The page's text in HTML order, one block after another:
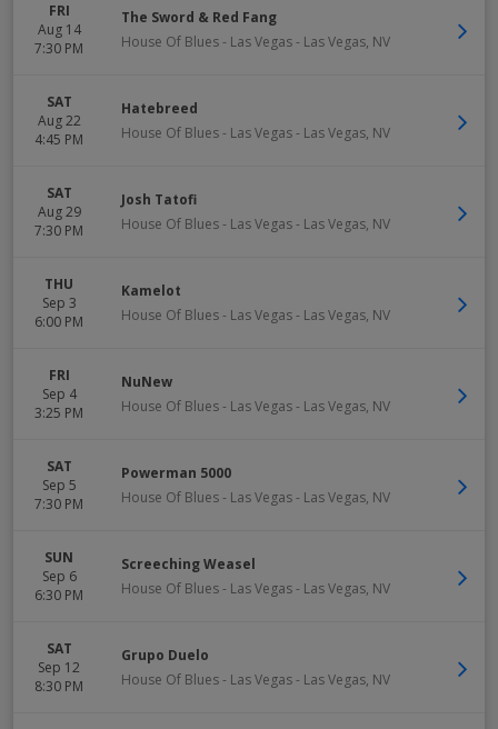
FRI
Aug 14
7:30 PM
The Sword & Red Fang
House Of Blues - Las Vegas- Las Vegas, NV
SAT
Aug 22
4:45 PM
Hatebreed
House Of Blues - Las Vegas- Las Vegas, NV
SAT
Aug 29
7:30 PM
Josh Tatofi
House Of Blues - Las Vegas- Las Vegas, NV
THU
Sep 3
6:00 PM
Kamelot
House Of Blues - Las Vegas- Las Vegas, NV
FRI
Sep 4
3:25 PM
NuNew
House Of Blues - Las Vegas- Las Vegas, NV
SAT
Sep 5
7:30 PM
Powerman 5000
House Of Blues - Las Vegas- Las Vegas, NV
SUN
Sep 6
6:30 PM
Screeching Weasel
House Of Blues - Las Vegas- Las Vegas, NV
SAT
Sep 12
8:30 PM
Grupo Duelo
House Of Blues - Las Vegas- Las Vegas, NV